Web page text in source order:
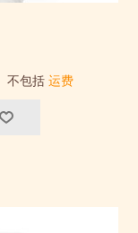
不包括运费